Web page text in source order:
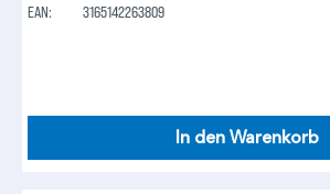
EAN:
3165142263809
In den Warenkorb